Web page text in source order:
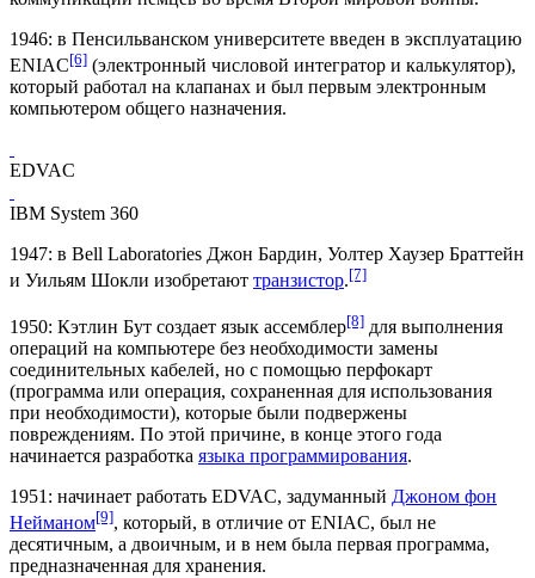
1946: в Пенсильванском университете введен в эксплуатацию
ENIAC[6] (электронный числовой интегратор и калькулятор),
который работал на клапанах и был первым электронным
компьютером общего назначения.
EDVAC
IBM System 360
1947: в Bell Laboratories Джон Бардин, Уолтер Хаузер Браттейн
и Уильям Шокли изобретают транзистор.[7]
1950: Кэтлин Бут создает язык ассемблер[8] для выполнения
операций на компьютере без необходимости замены
соединительных кабелей, но с помощью перфокарт
(программа или операция, сохраненная для использования
при необходимости), которые были подвержены
повреждениям. По этой причине, в конце этого года
начинается разработка языка программирования.
1951: начинает работать EDVAC, задуманный Джоном фон
Нейманом[9], который, в отличие от ENIAC, был не
десятичным, а двоичным, и в нем была первая программа,
предназначенная для хранения.